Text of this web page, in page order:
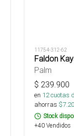
11754-312-62
Faldon
Palm
$ 239.900
en 12cuotas
ahorras $
Stock
+40 Vendidos